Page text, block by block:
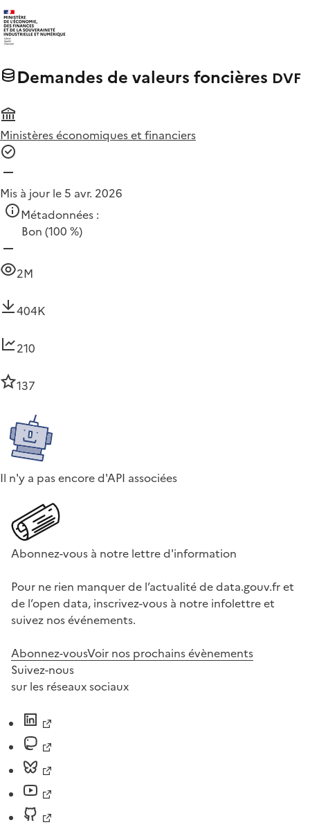
Demandes de valeurs foncières DVF
Ministères économiques et financiers
Mis à jour le 5 avr. 2026
Métadonnées :
Bon (100 %)
2M
404K
210
137
Il n'y a pas encore d'API associées
Abonnez-vous à notre lettre d'information
Pour ne rien manquer de l’actualité de data.gouv.fr et
de l’open data, inscrivez-vous à notre infolettre et
suivez nos événements.
Abonnez-vousVoir nos prochains évènements
Suivez-nous
sur les réseaux sociaux